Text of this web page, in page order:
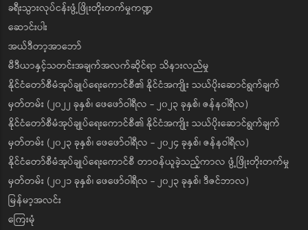
ခရီးသွားလုပ်ငန်းဖွံ့ဖြိုးတိုးတက်မှုကဏ္ဍ
ဆောင်းပါး
အယ်ဒီတာ့အာဘော်
မီဒီယာနှင့်သတင်းအချက်အလက်ဆိုင်ရာ သိနားလည်မှု
နိုင်ငံတော်စီမံအုပ်ချုပ်ရေးကောင်စီ၏ နိုင်ငံအကျိုး သယ်ပိုးဆောင်ရွက်ချက်
မှတ်တမ်း (၂၀၂၂ ခုနှစ်၊ ဖေဖော်ဝါရီလ - ၂၀၂၃ ခုနှစ်၊ ဇန်နဝါရီလ)
နိုင်ငံတော်စီမံအုပ်ချုပ်ရေးကောင်စီ၏ နိုင်ငံအကျိုး သယ်ပိုးဆောင်ရွက်ချက်
မှတ်တမ်း (၂၀၂၃ ခုနှစ်၊ ဖေဖော်ဝါရီလ - ၂၀၂၄ ခုနှစ်၊ ဇန်နဝါရီလ)
နိုင်ငံတော်စီမံအုပ်ချုပ်ရေးကောင်စီ တာဝန်ယူခဲ့သည့်ကာလ ဖွံ့ဖြိုးတိုးတက်မှု
မှတ်တမ်း (၂၀၂၁ ခုနှစ်၊ ဖေဖော်ဝါရီလ - ၂၀၂၃ ခုနှစ်၊ ဒီဇင်ဘာလ)
မြန်မာ့အလင်း
ကြေးမုံ